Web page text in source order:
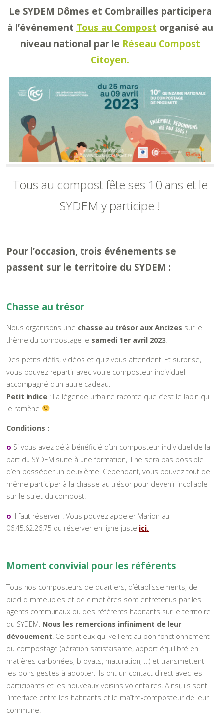
Le SYDEM Dômes et Combrailles participera
à l’événement Tous au Compost organisé au
niveau national par le Réseau Compost
Citoyen.
Tous au compost fête ses 10 ans et le
SYDEM y participe !
Pour l’occasion, trois événements se
passent sur le territoire du SYDEM :
Chasse au trésor
Nous organisons une chasse au trésor aux Ancizes sur le
thème du compostage le samedi 1er avril 2023.
Des petits défis, vidéos et quiz vous attendent. Et surprise,
vous pouvez repartir avec votre composteur individuel
accompagné d’un autre cadeau.
Petit indice : La légende urbaine raconte que c’est le lapin qui
le ramène
Conditions :
o Si vous avez déjà bénéficié d’un composteur individuel de la
part du SYDEM suite à une formation, il ne sera pas possible
d’en posséder un deuxième. Cependant, vous pouvez tout de
même participer à la chasse au trésor pour devenir incollable
sur le sujet du compost.
o Il faut réserver ! Vous pouvez appeler Marion au
06.45.62.26.75 ou réserver en ligne juste ici.
Moment convivial pour les référents
Tous nos composteurs de quartiers, d’établissements, de
pied d’immeubles et de cimetières sont entretenus par les
agents communaux ou des référents habitants sur le territoire
du SYDEM. Nous les remercions infiniment de leur
dévouement Ce sont eux qui veillent au bon fonctionnement
du compostage (aération satisfaisante, apport équilibré en
matières carbonées, broyats, maturation, …) et transmettent
les bons gestes à adopter. Ils ont un contact direct avec les
participants et les nouveaux voisins volontaires. Ainsi, ils sont
l’interface entre les habitants et le maître-composteur de leur
commune.